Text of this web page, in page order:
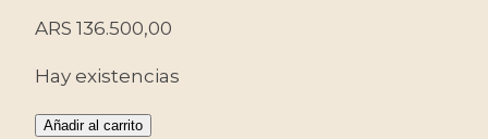
ARS 136.500,00
Hay existencias
MALVINAS/SELLOS,
Añadir al carrito